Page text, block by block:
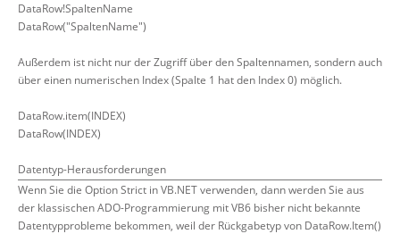
DataRow!SpaltenName
DataRow("SpaltenName")
Außerdem ist nicht nur der Zugriff über den Spaltennamen, sondern auch
über einen numerischen Index (Spalte 1 hat den Index 0) möglich.
DataRow.item(INDEX)
DataRow(INDEX)
Datentyp-Herausforderungen
Wenn Sie die Option Strict in VB.NET verwenden, dann werden Sie aus
der klassischen ADO-Programmierung mit VB6 bisher nicht bekannte
Datentypprobleme bekommen, weil der Rückgabetyp von DataRow.Item()